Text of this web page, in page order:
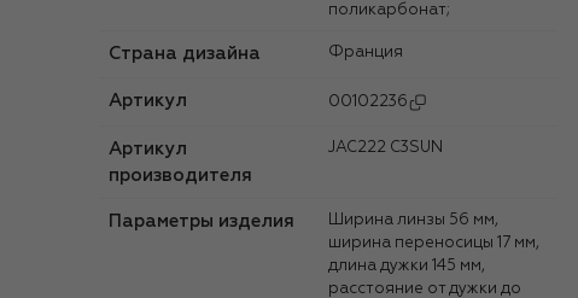
поликарбонат;
Страна дизайна Франция
Артикул 00102236
Артикул
производителя
JAC222 C3SUN
Параметры изделия
Ширина линзы 56 мм,
ширина переносицы 17 мм,
длина дужки 145 мм,
расстояние от дужки до